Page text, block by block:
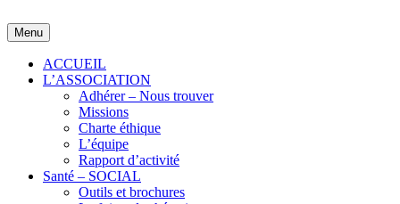
to
content
Menu
ACCUEIL
L’ASSOCIATION
Adhérer – Nous trouver
Missions
Charte éthique
L’équipe
Rapport d’activité
Santé – SOCIAL
Outils et brochures